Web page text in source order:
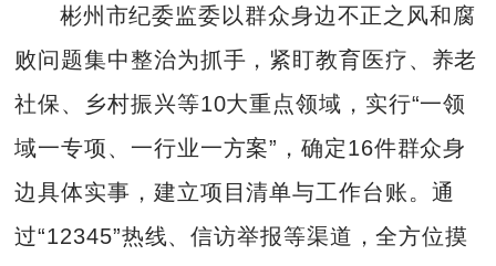
彬州市纪委监委以群众身边不正之风和腐
败问题集中整治为抓手，紧盯教育医疗、养老
社保、乡村振兴等10大重点领域，实行“一领
域一专项、一行业一方案”，确定16件群众身
边具体实事，建立项目清单与工作台账。通
过“12345”热线、信访举报等渠道，全方位摸